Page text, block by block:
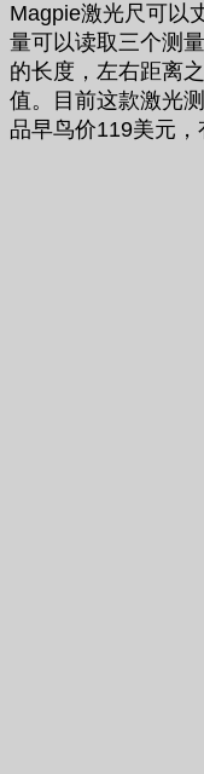
Magpie激光尺可以
量可以读取三个测
的长度，左右距离
值。目前这款激光
品早鸟价119美元，